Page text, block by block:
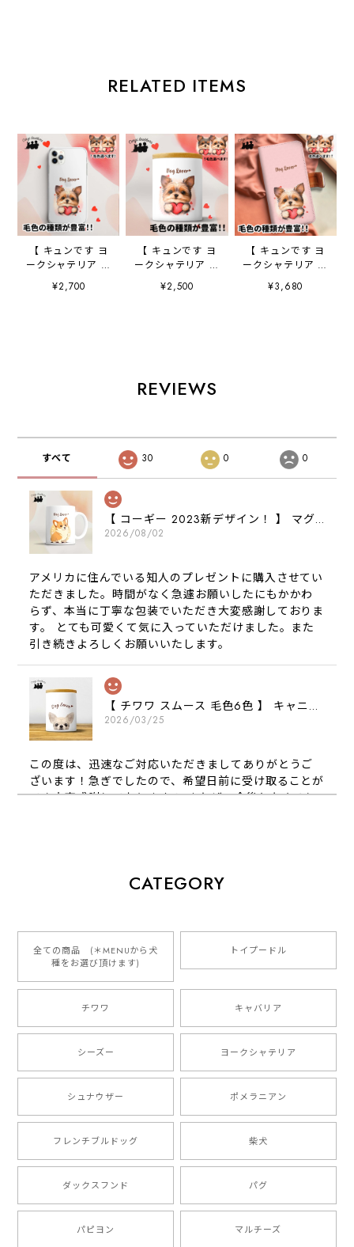
RELATED ITEMS
【 キュンです ヨ
ークシャテリア 】
スマホケース ク
リアソフトケー
¥2,700
【 キュンです ヨ
ークシャテリア 】
キャニスター 保
存容器 お家用
¥2,500
【 キュンです ヨ
ークシャテリア 】
手帳 スマホケー
ス 犬 うちの
¥3,680
REVIEWS
すべて 30 0 0
【 コーギー 2023新デザイン！ 】 マグカップ お家用 プレゼント 犬 うちの子 犬グッズ ギフト
2026/08/02
アメリカに住んでいる知人のプレゼントに購入させてい
ただきました。時間がなく急遽お願いしたにもかかわ
らず、本当に丁寧な包装でいただき大変感謝しておりま
す。 とても可愛くて気に入っていただけました。また
引き続きよろしくお願いいたします。
【 チワワ スムース 毛色6色 】 キャニスター 保存容器 お家用 プレゼント 犬 ペット うちの子 犬グッズ
2026/03/25
この度は、迅速なご対応いただきましてありがとうご
ざいます！急ぎでしたので、希望日前に受け取ることが
でき大変感謝しております！ またぜひ今後ともよろし
2026/01/16
とっても可愛くて、わんちゃんの名前や電話番号も分か
りやすくて最高です！ ありがとうございました❁⃘*.ﾟ
ご縁がありましたら、またよろしくお願いいたします。
【 自然に囲まれた ダックスフンド 】 キャニスター 保存容器 お家用 プレゼント 犬 ペット うちの子 犬グッズ
【 ボーダーコリー 水彩画風 毛色4色 】 手帳 スマホケース 犬 うちの子 iPhone & Android
ったです。 ご連絡が取りづらい点だけ少し不安になり
ましたが、商品の素敵さでチャラです。 本当に可愛
い。ありがとうございます。
CATEGORY
全ての商品 (＊MENUから犬
種をお選び頂けます)
トイプードル
チワワ キャバリア
シーズー ヨークシャテリア
シュナウザー ポメラニアン
フレンチブルドッグ 柴犬
ダックスフンド パグ
パピヨン マルチーズ